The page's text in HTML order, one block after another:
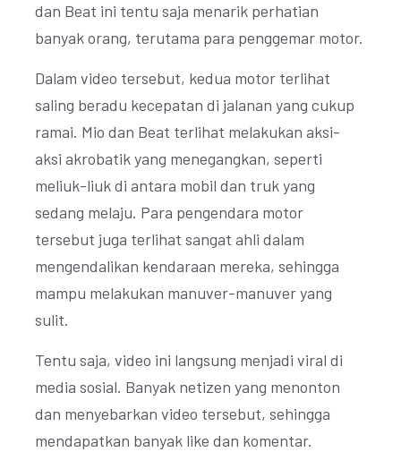
dan Beat ini tentu saja menarik perhatian
banyak orang, terutama para penggemar motor.
Dalam video tersebut, kedua motor terlihat
saling beradu kecepatan di jalanan yang cukup
ramai. Mio dan Beat terlihat melakukan aksi-
aksi akrobatik yang menegangkan, seperti
meliuk-liuk di antara mobil dan truk yang
sedang melaju. Para pengendara motor
tersebut juga terlihat sangat ahli dalam
mengendalikan kendaraan mereka, sehingga
mampu melakukan manuver-manuver yang
sulit.
Tentu saja, video ini langsung menjadi viral di
media sosial. Banyak netizen yang menonton
dan menyebarkan video tersebut, sehingga
mendapatkan banyak like dan komentar.